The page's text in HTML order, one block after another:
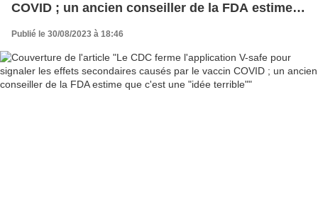
COVID ; un ancien conseiller de la FDA estime
que c'est une "idée terrible"
Publié le 30/08/2023 à 18:46